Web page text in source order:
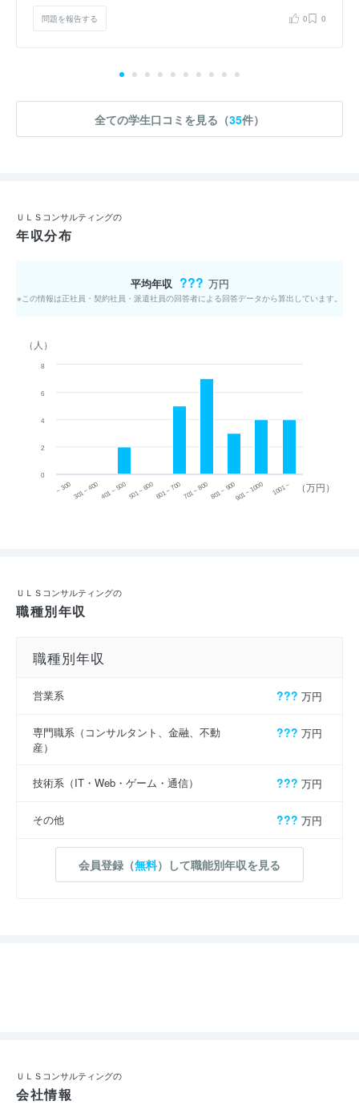
問題を報告する 0 0
全ての学生口コミを見る（35件）
ＵＬＳコンサルティングの
年収分布
平均年収 ??? 万円
※この情報は正社員・契約社員・派遣社員の回答者による回答データから算出しています。
（万円）
（人）
~ 300 301 ~ 400 401 ~ 500501 ~ 600601 ~ 700701 ~ 800801 ~ 900901 ~ 1000 1001 ~
0
2
4
6
8
ＵＬＳコンサルティングの
職種別年収
職種別年収
営業系 ??? 万円
専門職系（コンサルタント、金融、不動
産）
??? 万円
技術系（IT・Web・ゲーム・通信） ??? 万円
その他 ??? 万円
会員登録（無料）して職能別年収を見る
ＵＬＳコンサルティングの
会社情報